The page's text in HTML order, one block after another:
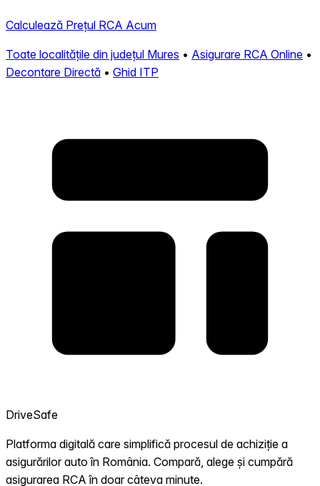
Calculează Prețul RCA Acum
Toate localitățile din județul Mures • Asigurare RCA Online •
Decontare Directă • Ghid ITP
DriveSafe
Platforma digitală care simplifică procesul de achiziție a
asigurărilor auto în România. Compară, alege și cumpără
asigurarea RCA în doar câteva minute.